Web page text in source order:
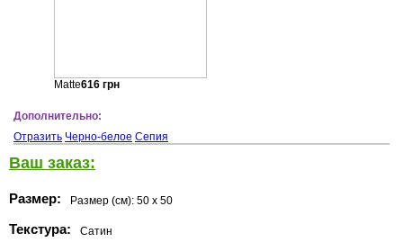
Matte616грн
Дополнительно:
Отразить Черно-белое Сепия
Ваш заказ:
Размер: Размер (см): 50 x 50
Текстура: Сатин